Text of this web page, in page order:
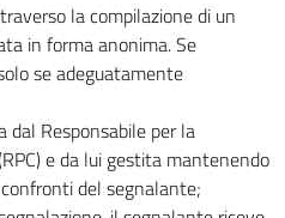
la compilazione di un
in forma anonima. Se
se adeguatamente
dal Responsabile per la
e da lui gestita mantenendo
del segnalante;